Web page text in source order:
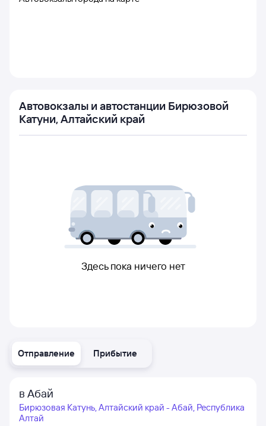
Отправление Прибытие
в Абай
Бирюзовая Катунь, Алтайский край - Абай, Республика
Алтай
Автовокзалы и автостанции Бирюзовой
Катуни, Алтайский край
Здесь пока ничего нет